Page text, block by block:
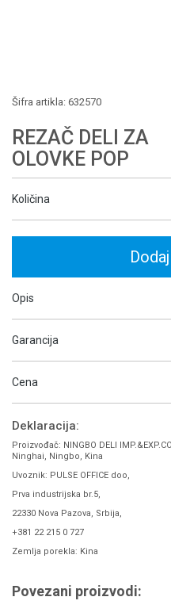
Šifra artikla: 632570
REZAČ DELI ZA
OLOVKE POP
Količina
Opis
Garancija
Cena
Deklaracija:
Proizvođač: NINGBO DELI
Ninghai, Ningbo, Kina
Uvoznik: PULSE OFFICE doo,
Prva industrijska br.5,
22330 Nova Pazova, Srbija,
+381 22 215 0 727
Zemlja porekla: Kina
Povezani proizvodi: